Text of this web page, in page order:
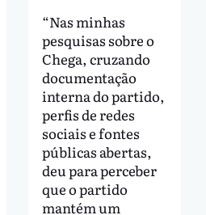
“Nas minhas
pesquisas sobre o
Chega, cruzando
documentação
interna do partido,
perfis de redes
sociais e fontes
públicas abertas,
deu para perceber
que o partido
mantém um